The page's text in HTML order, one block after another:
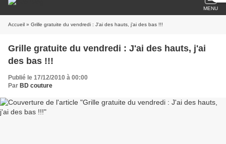
MENU
Accueil » Grille gratuite du vendredi : J'ai des hauts, j'ai des bas !!!
Grille gratuite du vendredi : J'ai des hauts, j'ai
des bas !!!
Publié le 17/12/2010 à 00:00
Par BD couture